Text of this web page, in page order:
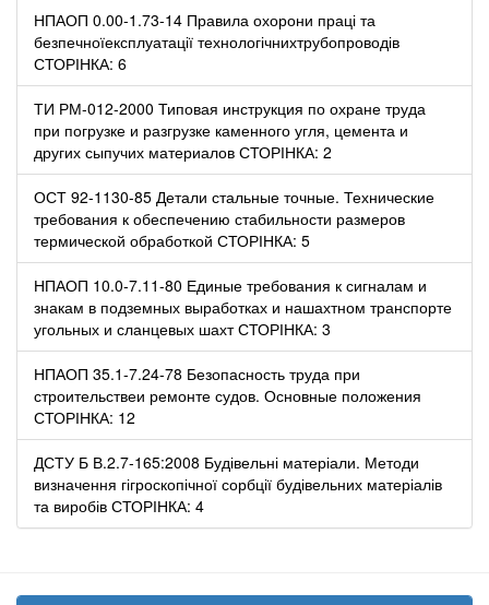
НПАОП 0.00-1.73-14 Правила охорони праці та
безпечноїексплуатації технологічнихтрубопроводів
СТОРІНКА: 6
ТИ РМ-012-2000 Типовая инструкция по охране труда
при погрузке и разгрузке каменного угля, цемента и
других сыпучих материалов СТОРІНКА: 2
ОСТ 92-1130-85 Детали стальные точные. Технические
требования к обеспечению стабильности размеров
термической обработкой СТОРІНКА: 5
НПАОП 10.0-7.11-80 Единые требования к сигналам и
знакам в подземных выработках и нашахтном транспорте
угольных и сланцевых шахт СТОРІНКА: 3
НПАОП 35.1-7.24-78 Безопасность труда при
строительствеи ремонте судов. Основные положения
СТОРІНКА: 12
ДСТУ Б В.2.7-165:2008 Будівельні матеріали. Методи
визначення гігроскопічної сорбції будівельних матеріалів
та виробів СТОРІНКА: 4